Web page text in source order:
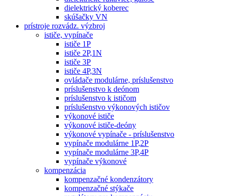
dielektrický koberec
skúšačky VN
prístroje rozvádz. výzbroj
ističe, vypínače
ističe 1P
ističe 2P,1N
ističe 3P
ističe 4P,3N
ovládače modulárne, príslušenstvo
príslušenstvo k deónom
príslušenstvo k ističom
príslušenstvo výkonových ističov
výkonové ističe
výkonové ističe-deóny
výkonové vypínače - príslušenstvo
vypínače modulárne 1P,2P
vypínače modulárne 3P,4P
vypínače výkonové
kompenzácia
kompenzačné kondenzátory
kompenzačné stýkače